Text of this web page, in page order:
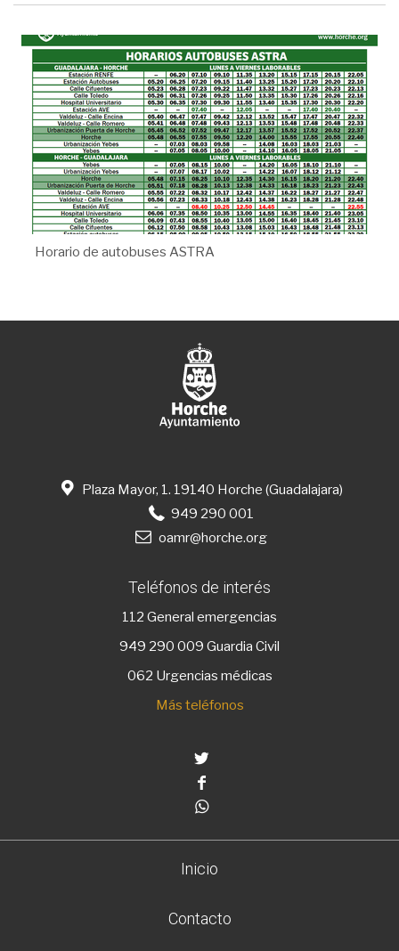
Horario de autobuses ASTRA
Plaza Mayor, 1. 19140 Horche (Guadalajara)
949 290 001
oamr@horche.org
Teléfonos de interés
112 General emergencias
949 290 009 Guardia Civil
062 Urgencias médicas
Más teléfonos
Inicio
Contacto